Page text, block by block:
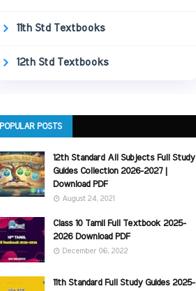
11th Std Textbooks
12th Std Textbooks
POPULAR POSTS
12th Standard All Subjects Full Study
Guides Collection 2026-2027 |
Download PDF
August 24, 2021
Class 10 Tamil Full Textbook 2025-
2026 Download PDF
December 06, 2022
11th Standard Full Study Guides 2025-